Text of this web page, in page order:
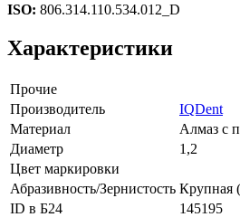
ISO: 806.314.110.534.012_D
Характеристики
Прочие
Производитель
IQDent
Материал
Алмаз с
Диаметр
1,2
Цвет маркировки
Абразивность/Зернистость Крупная
ID в Б24
145195